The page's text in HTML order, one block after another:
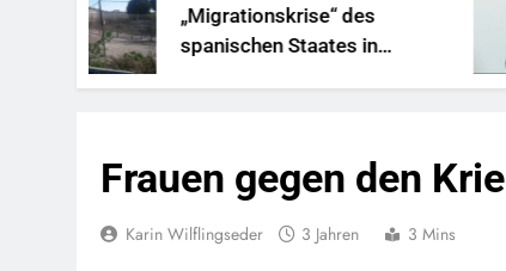
„Migrationskrise“ des
spanischen Staates in
Nordafrika?
Frauen gegen den
Karin Wilflingseder 3 Jahren 3 Mins